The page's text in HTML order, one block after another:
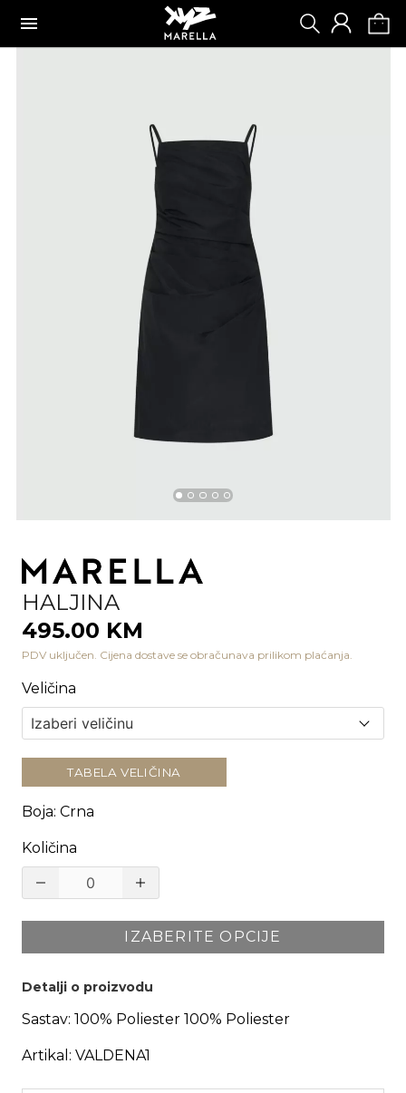
HALJINA
495.00 KM
PDV uključen. Cijena dostave se obračunava prilikom plaćanja.
Veličina
TABELA VELIČINA
Boja: Crna
Količina
IZABERITE OPCIJE
Detalji o proizvodu
Sastav: 100% Poliester 100% Poliester
Artikal: VALDENA1